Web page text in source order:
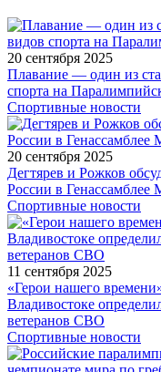
20 сентября 2025
Плавание — один из
спорта на
Спортивные новости
20 сентября 2025
Дегтярев и Рожков
России в
Спортивные новости
11 сентября 2025
«Герои нашего
Владивостоке
ветеранов СВО
Спортивные новости